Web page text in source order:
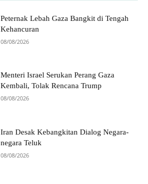
Peternak Lebah Gaza Bangkit di Tengah
Kehancuran
08/08/2026
Menteri Israel Serukan Perang Gaza
Kembali, Tolak Rencana Trump
08/08/2026
Iran Desak Kebangkitan Dialog Negara-
negara Teluk
08/08/2026